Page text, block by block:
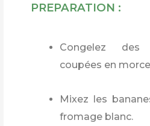
PREPARATION :
Congelez des
coupées en
Mixez les
fromage blanc.